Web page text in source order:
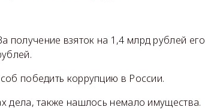
получение взяток на 1,4 млрд рублей его
победить коррупцию в России.
дела, также нашлось немало имущества.